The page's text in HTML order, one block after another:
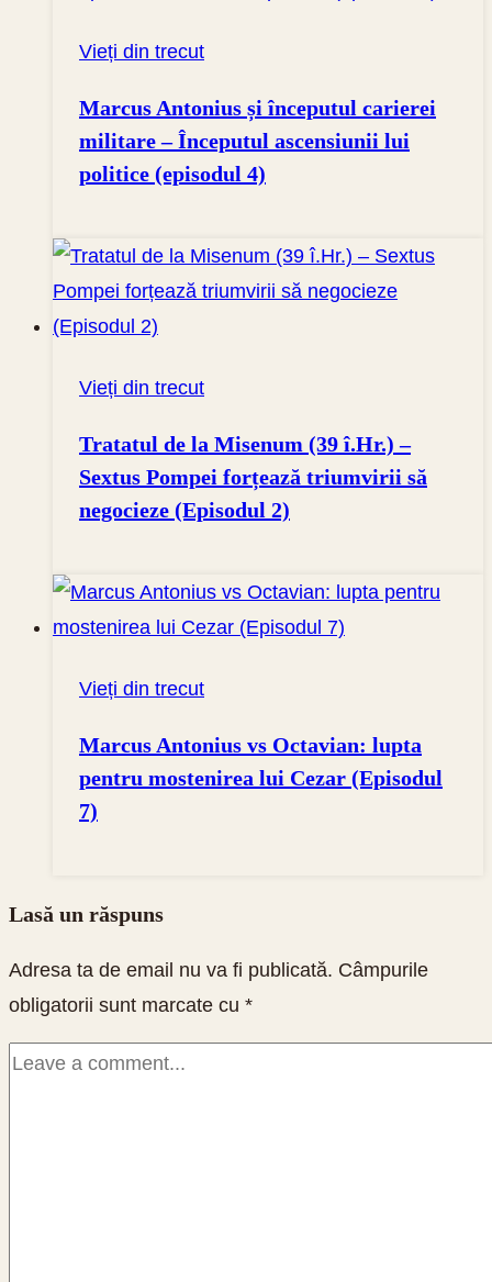
Vieți din trecut
Marcus Antonius și începutul carierei
militare – Începutul ascensiunii lui
politice (episodul 4)
Vieți din trecut
Tratatul de la Misenum (39 î.Hr.) –
Sextus Pompei forțează triumvirii să
negocieze (Episodul 2)
Vieți din trecut
Marcus Antonius vs Octavian: lupta
pentru mostenirea lui Cezar (Episodul
7)
Lasă un răspuns
Adresa ta de email nu va fi publicată. Câmpurile
obligatorii sunt marcate cu *